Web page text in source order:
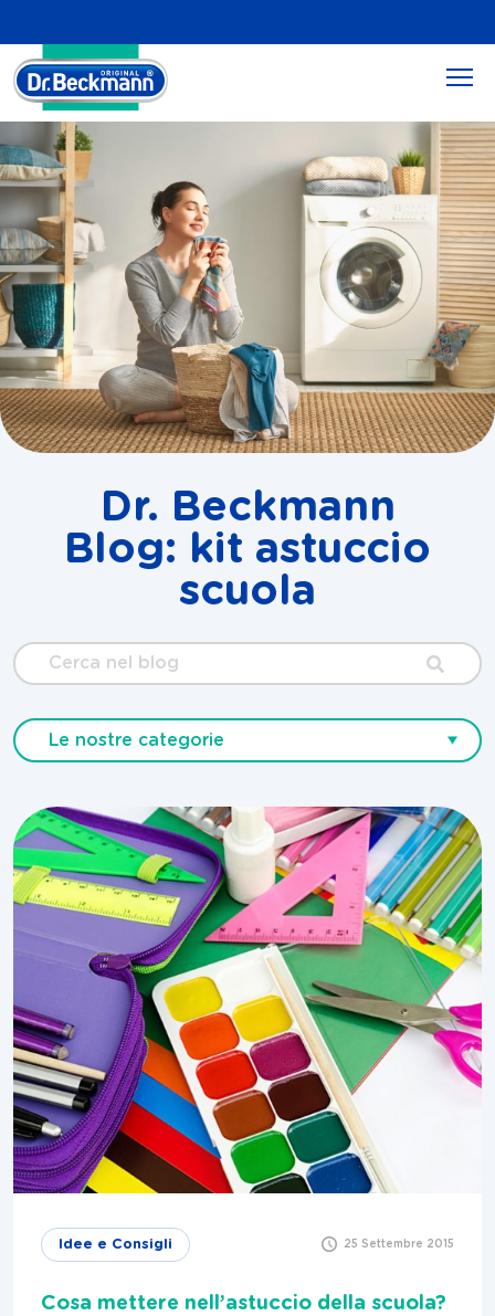
Dr. Beckmann
Blog: kit astuccio
scuola
Cerca
nel
Le nostre categorie
Idee e Consigli 25 Settembre 2015
Cosa mettere nell’astuccio della scuola?